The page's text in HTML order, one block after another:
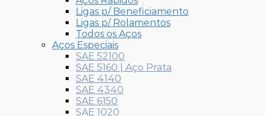
Ligas p/ Beneficiamento
Ligas p/ Rolamentos
Todos os Aços
Aços Especiais
SAE 52100
SAE 5160 | Aço Prata
SAE 4140
SAE 4340
SAE 6150
SAE 1020